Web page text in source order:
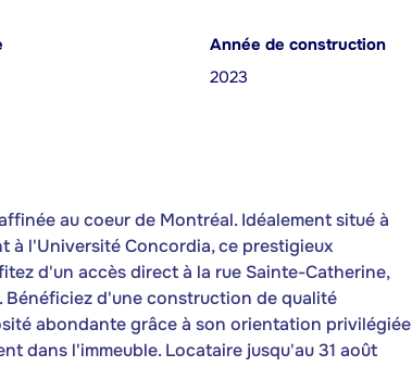
Année de construction
2023
au coeur de Montréal. Idéalement situé à
à l'Université Concordia, ce prestigieux
d'un accès direct à la rue Sainte-Catherine,
Bénéficiez d'une construction de qualité
abondante grâce à son orientation privilégiée
dans l'immeuble. Locataire jusqu'au 31 août